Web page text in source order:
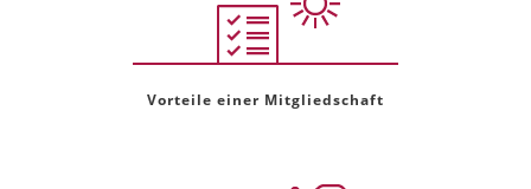
Vorteile einer Mitgliedschaft